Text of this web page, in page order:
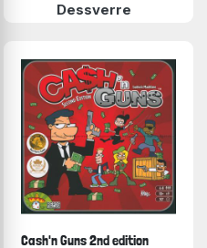
Dessverre
Cash'n Guns 2nd edition